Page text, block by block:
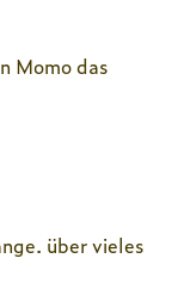
Momo das
über vieles